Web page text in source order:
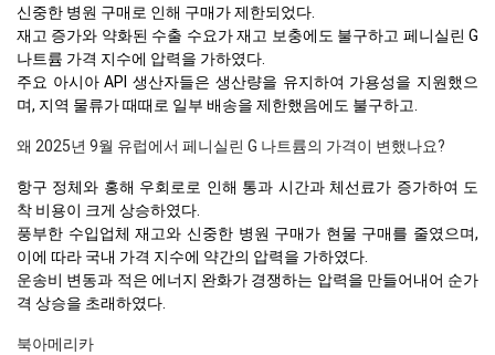
신중한 병원 구매로 인해 구매가 제한되었다.
재고 증가와 약화된 수출 수요가 재고 보충에도 불구하고 페니실린 G
나트륨 가격 지수에 압력을 가하였다.
주요 아시아 API 생산자들은 생산량을 유지하여 가용성을 지원했으
며, 지역 물류가 때때로 일부 배송을 제한했음에도 불구하고.
왜 2025년 9월 유럽에서 페니실린 G 나트륨의 가격이 변했나요?
항구 정체와 홍해 우회로로 인해 통과 시간과 체선료가 증가하여 도
착 비용이 크게 상승하였다.
풍부한 수입업체 재고와 신중한 병원 구매가 현물 구매를 줄였으며,
이에 따라 국내 가격 지수에 약간의 압력을 가하였다.
운송비 변동과 적은 에너지 완화가 경쟁하는 압력을 만들어내어 순가
격 상승을 초래하였다.
북아메리카